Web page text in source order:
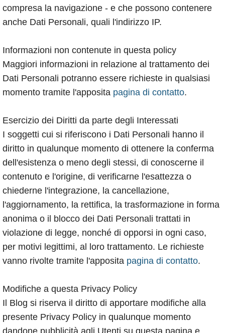
compresa la navigazione - e che possono contenere
anche Dati Personali, quali l'indirizzo IP.
Informazioni non contenute in questa policy
Maggiori informazioni in relazione al trattamento dei
Dati Personali potranno essere richieste in qualsiasi
momento tramite l'apposita pagina di contatto.
Esercizio dei Diritti da parte degli Interessati
I soggetti cui si riferiscono i Dati Personali hanno il
diritto in qualunque momento di ottenere la conferma
dell'esistenza o meno degli stessi, di conoscerne il
contenuto e l'origine, di verificarne l'esattezza o
chiederne l'integrazione, la cancellazione,
l'aggiornamento, la rettifica, la trasformazione in forma
anonima o il blocco dei Dati Personali trattati in
violazione di legge, nonché di opporsi in ogni caso,
per motivi legittimi, al loro trattamento. Le richieste
vanno rivolte tramite l'apposita pagina di contatto.
Modifiche a questa Privacy Policy
Il Blog si riserva il diritto di apportare modifiche alla
presente Privacy Policy in qualunque momento